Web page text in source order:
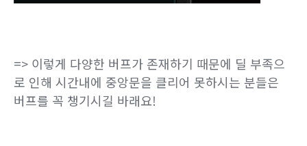
=> 이렇게 다양한 버프가 존재하기 때문에 딜 부족으
로 인해 시간내에 중앙문을 클리어 못하시는 분들은
버프를 꼭 챙기시길 바래요!